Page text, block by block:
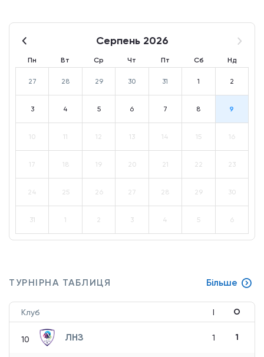
Серпень 2026
Пн Вт Ср Чт Пт Сб Нд
27 28 29 30 31 1 2
3 4 5 6 7 8 9
10 11 12 13 14 15 16
17 18 19 20 21 22 23
24 25 26 27 28 29 30
31 1 2 3 4 5 6
ТУРНІРНА ТАБЛИЦЯ Більше
Клуб І О
10 ЛНЗ 1 1